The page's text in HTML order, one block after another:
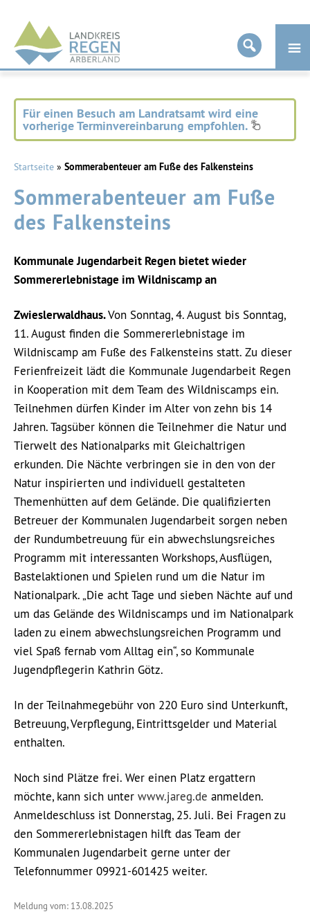
Landkreis
Regen
Für einen Besuch am Landratsamt wird eine
vorherige Terminvereinbarung empfohlen.
Startseite » Sommerabenteuer am Fuße des Falkensteins
Sommerabenteuer am Fuße
des Falkensteins
Kommunale Jugendarbeit Regen bietet wieder
Sommererlebnistage im Wildniscamp an
Zwieslerwaldhaus.Von Sonntag, 4. August bis Sonntag,
11. August finden die Sommererlebnistage im
Wildniscamp am Fuße des Falkensteins statt. Zu dieser
Ferienfreizeit lädt die Kommunale Jugendarbeit Regen
in Kooperation mit dem Team des Wildniscamps ein.
Teilnehmen dürfen Kinder im Alter von zehn bis 14
Jahren. Tagsüber können die Teilnehmer die Natur und
Tierwelt des Nationalparks mit Gleichaltrigen
erkunden. Die Nächte verbringen sie in den von der
Natur inspirierten und individuell gestalteten
Themenhütten auf dem Gelände. Die qualifizierten
Betreuer der Kommunalen Jugendarbeit sorgen neben
der Rundumbetreuung für ein abwechslungsreiches
Programm mit interessanten Workshops, Ausflügen,
Bastelaktionen und Spielen rund um die Natur im
Nationalpark. „Die acht Tage und sieben Nächte auf und
um das Gelände des Wildniscamps und im Nationalpark
laden zu einem abwechslungsreichen Programm und
viel Spaß fernab vom Alltag ein“, so Kommunale
Jugendpflegerin Kathrin Götz.
In der Teilnahmegebühr von 220 Euro sind Unterkunft,
Betreuung, Verpflegung, Eintrittsgelder und Material
enthalten.
Noch sind Plätze frei. Wer einen Platz ergattern
möchte, kann sich unter www.jareg.de anmelden.
Anmeldeschluss ist Donnerstag, 25. Juli. Bei Fragen zu
den Sommererlebnistagen hilft das Team der
Kommunalen Jugendarbeit gerne unter der
Telefonnummer 09921-601425 weiter.
Meldung vom: 13.08.2025